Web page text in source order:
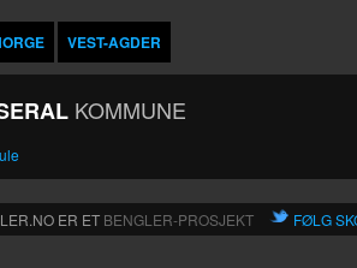
VEST-AGDER
KOMMUNE
ER ET BENGLER-PROSJEKT FØLG